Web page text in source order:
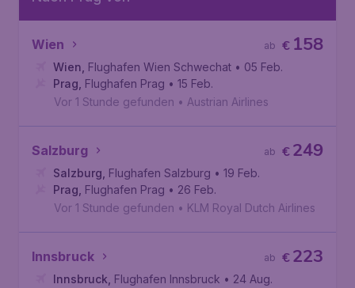
Wien € 158
ab
Wien Flughafen Wien Schwechat • 05 Feb.
Prag Flughafen Prag • 15 Feb.
Vor 1 Stunde gefunden • Austrian Airlines
Salzburg €249
ab
Salzburg Flughafen Salzburg • 19 Feb.
Prag Flughafen Prag • 26 Feb.
Vor 1 Stunde gefunden • KLM Royal Dutch Airlines
Innsbruck €223
ab
Innsbruck Flughafen Innsbruck • 24 Aug.